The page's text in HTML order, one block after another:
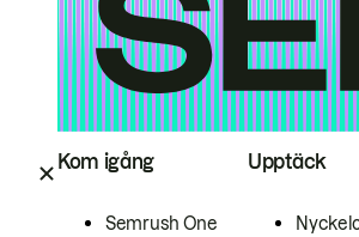
Kom igång
Semrush One
Upptäck